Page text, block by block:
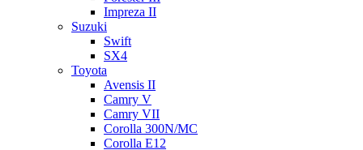
Impreza II
Suzuki
Swift
SX4
Toyota
Avensis II
Camry V
Camry VII
Corolla 300N/MC
Corolla E12